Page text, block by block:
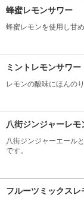
蜂蜜レモンサワー
蜂蜜レモンを使用し甘
ミントレモンサワー
レモンの酸味にほんの
八街ジンジャーレモ
八街ジンジャーエール
です。
フルーツミックス